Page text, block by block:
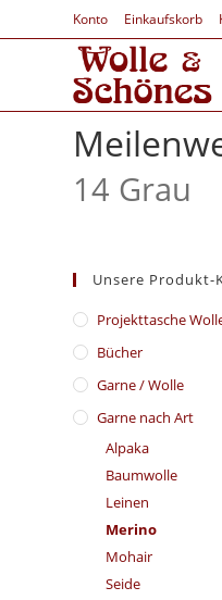
Konto Einkaufskorb
14 Grau
Unsere Produkt-
​Projekttasche
Bücher
Garne / Wolle
Garne nach Art
Alpaka
Baumwolle
Leinen
Merino
Mohair
Seide